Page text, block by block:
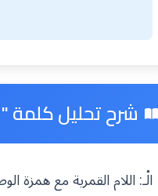
شرح تحليل كلمة
الْـ: اللام القمرية مع